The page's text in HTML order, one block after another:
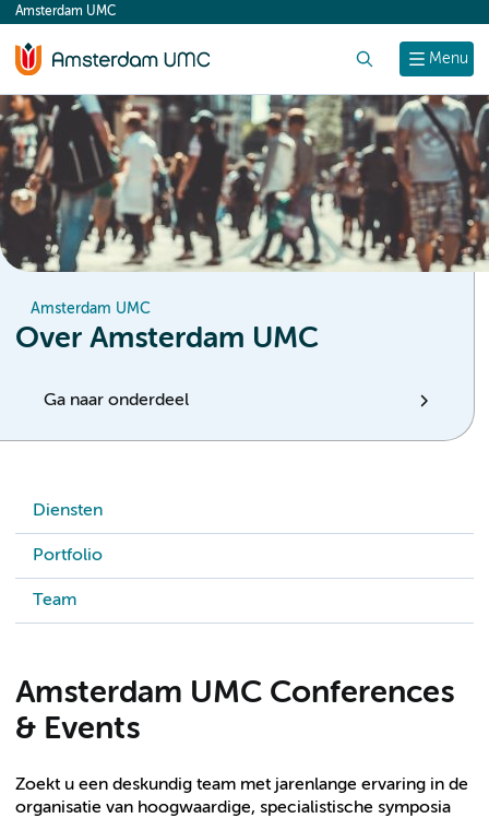
content
Menu
Amsterdam UMC
Amsterdam UMC
Over Amsterdam UMC
Ga naar onderdeel
Diensten
Portfolio
Team
Amsterdam UMC Conferences
& Events
Zoekt u een deskundig team met jarenlange ervaring in de
organisatie van hoogwaardige, specialistische symposia